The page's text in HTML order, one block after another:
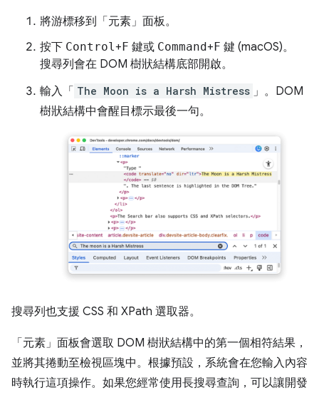
將游標移到「元素」 面板。
按下 Control+ F 鍵或 Command+ F 鍵 (macOS)。
搜尋列會在 DOM 樹狀結構底部開啟。
輸入「 The Moon is a Harsh Mistress 」。DOM
樹狀結構中會醒目標示最後一句。
搜尋列也支援 CSS 和 XPath 選取器。
「元素」 面板會選取 DOM 樹狀結構中的第一個相符結果，
並將其捲動至檢視區塊中。根據預設，系統會在您輸入內容
時執行這項操作。如果您經常使用長搜尋查詢，可以讓開發